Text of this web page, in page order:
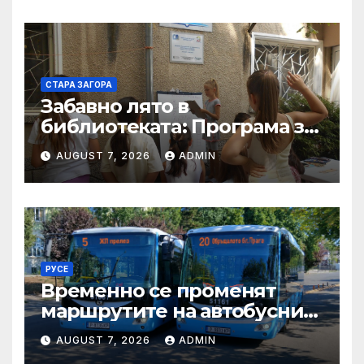
включително и по Revolut
СТАРА ЗАГОРА
Забавно лято в
библиотекатa: Програма за
периода 10.08.2026 –
14.08.2026
AUGUST 7, 2026 ADMIN
РУСЕ
Временно се променят
маршрутите на автобусни
линии № 5 и № 20 заради
строително-ремонтни
AUGUST 7, 2026 ADMIN